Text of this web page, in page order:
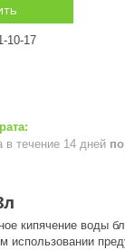
10-17
в течение 14 дней
кипячение воды
использовании